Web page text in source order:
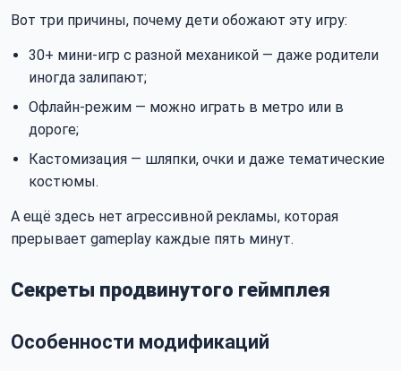
Вот три причины, почему дети обожают эту игру:
30+ мини-игр с разной механикой — даже родители
иногда залипают;
Офлайн-режим — можно играть в метро или в
дороге;
Кастомизация — шляпки, очки и даже тематические
костюмы.
А ещё здесь нет агрессивной рекламы, которая
прерывает gameplay каждые пять минут.
Секреты продвинутого геймплея
Особенности модификаций